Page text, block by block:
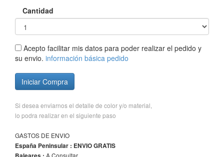
Cantidad
Acepto facilitar mis datos para poder realizar el pedido y
su envio. información básica pedido
Iniciar Compra
Si desea enviarnos el detalle de color y/o material,
lo podra realizar en el siguiente paso
GASTOS DE ENVIO
España Peninsular : ENVIO GRATIS
A Consultar